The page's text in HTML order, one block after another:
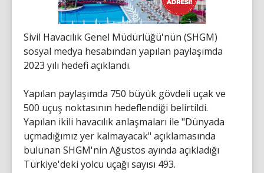
Sivil Havacılık Genel Müdürlüğü'nün (SHGM)
sosyal medya hesabından yapılan paylaşımda
2023 yılı hedefi açıklandı.
Yapılan paylaşımda 750 büyük gövdeli uçak ve
500 uçuş noktasının hedeflendiği belirtildi.
Yapılan ikili havacılık anlaşmaları ile "Dünyada
uçmadığımız yer kalmayacak" açıklamasında
bulunan SHGM'nin Ağustos ayında açıkladığı
Türkiye'deki yolcu uçağı sayısı 493.